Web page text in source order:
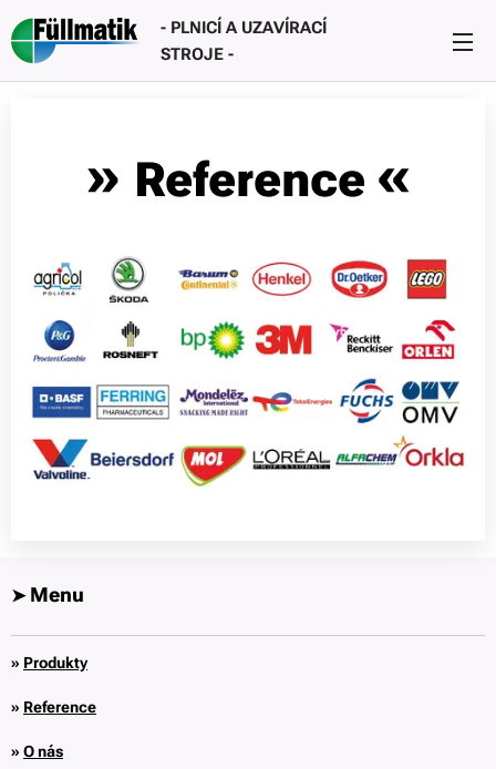
- PLNICÍ A UZAVÍRACÍ
STROJE -
» Reference «
➤ Menu
» Produkty
» Reference
» O nás